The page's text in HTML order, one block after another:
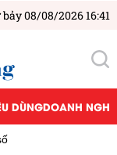
08/08/2026 16:41
DÙNGDOANH